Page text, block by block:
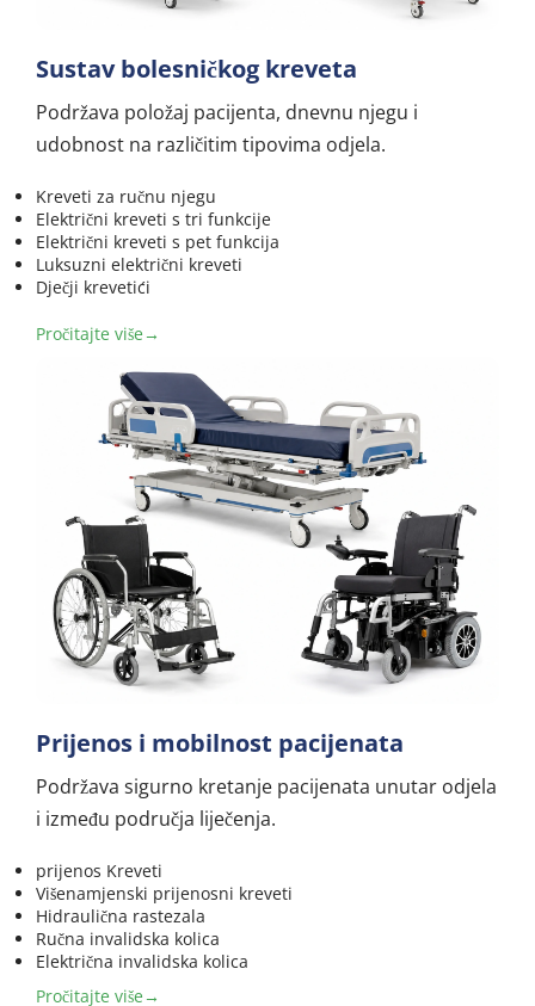
Sustav bolesničkog kreveta
Podržava položaj pacijenta, dnevnu njegu i
udobnost na različitim tipovima odjela.
Kreveti za ručnu njegu
Električni kreveti s tri funkcije
Električni kreveti s pet funkcija
Luksuzni električni kreveti
Dječji krevetići
Pročitajte više→
Prijenos i mobilnost pacijenata
Podržava sigurno kretanje pacijenata unutar odjela
i između područja liječenja.
prijenos Kreveti
Višenamjenski prijenosni kreveti
Hidraulična rastezala
Ručna invalidska kolica
Električna invalidska kolica
Pročitajte više→